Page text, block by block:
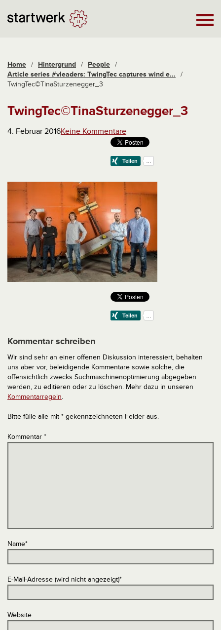
Home / Hintergrund / People /
Article series #vleaders: TwingTec captures wind e...
/
TwingTec©TinaSturzenegger_3
TwingTec©TinaSturzenegger_3
4. Februar 2016Keine Kommentare
Kommentar schreiben
Wir sind sehr an einer offenen Diskussion interessiert, behalten
uns aber vor, beleidigende Kommentare sowie solche, die
offensichtlich zwecks Suchmaschinenoptimierung abgegeben
werden, zu editieren oder zu löschen. Mehr dazu in unseren
Kommentarregeln.
Bitte fülle alle mit * gekennzeichneten Felder aus.
Kommentar *
Name*
E-Mail-Adresse (wird nicht angezeigt)*
Website